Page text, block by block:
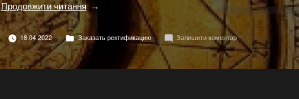
Продовжити читання"Заказать
ректификацию"
18.04.2022
Опубліковано
в
Заказать ректификацию Залишити коментардо
Заказать
ректификацию